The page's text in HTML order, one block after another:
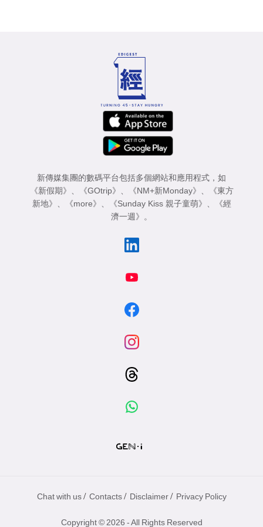
新傳媒集團的數碼平台包括多個網站和應用程式，如
《新假期》 、 《GOtrip》 、 《NM+新Monday》 、
《東方
新地》 、 《more》 、 《Sunday Kiss 親子童萌》 、
《經
濟一週》 。
Chat with us / Contacts / Disclaimer / Privacy Policy
Copyright © 2026 - All Rights Reserved